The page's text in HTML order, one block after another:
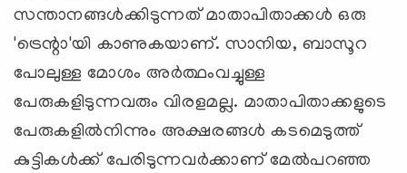
സന്താനങ്ങള്‍ക്കിടുന്നത് മാതാപിതാക്കള്‍ ഒരു
'ട്രെന്റാ'യി കാണുകയാണ്. സാനിയ, ബാസൂറ
പോലുള്ള മോശം അര്‍ത്ഥംവച്ചുള്ള
പേരുകളിടുന്നവരും വിരളമല്ല. മാതാപിതാക്കളുടെ
പേരുകളില്‍നിന്നും അക്ഷരങ്ങള്‍ കടമെടുത്ത്
കുട്ടികള്‍ക്ക് പേരിടുന്നവര്‍ക്കാണ് മേല്‍പറഞ്ഞ